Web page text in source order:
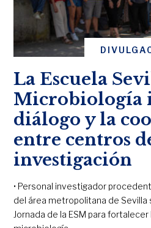
La Escuela
Microbiología
diálogo y la
entre centros
investigación
• Personal investigador
del área metropolitana de Sevilla
Jornada de la ESM para